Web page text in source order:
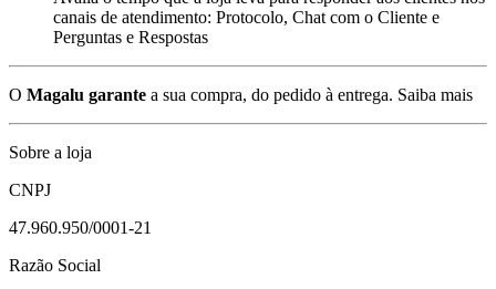
canais de atendimento: Protocolo, Chat com o Cliente e
Perguntas e Respostas
O Magalu garante a sua compra, do pedido à entrega. Saiba mais
Sobre a loja
CNPJ
47.960.950/0001-21
Razão Social